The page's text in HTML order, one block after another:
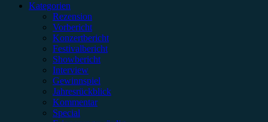
Kategorien
Rezension
Vorbericht
Konzertbericht
Festivalbericht
Showbericht
Interview
Gewinnspiel
Jahresrückblick
Kommentar
Special